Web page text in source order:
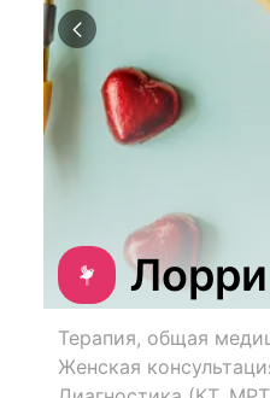
Лорри
Терапия, общая
Женская